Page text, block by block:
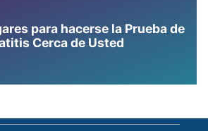
para hacerse la Prueba de
Cerca de Usted